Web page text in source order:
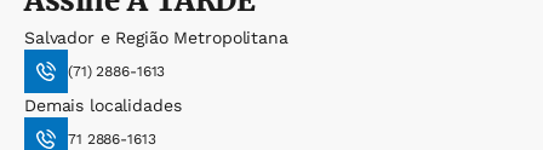
Salvador e Região Metropolitana
(71) 2886-1613
Demais localidades
71 2886-1613